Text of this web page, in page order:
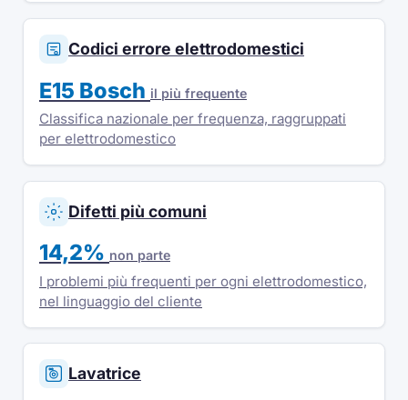
Codici errore elettrodomestici
E15 Bosch il più frequente
Classifica nazionale per frequenza, raggruppati
per elettrodomestico
Difetti più comuni
14,2% non parte
I problemi più frequenti per ogni elettrodomestico,
nel linguaggio del cliente
Lavatrice